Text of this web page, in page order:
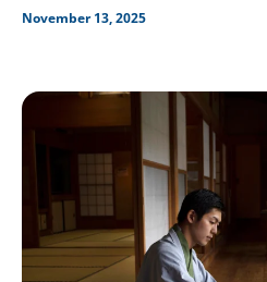
November 13, 2025